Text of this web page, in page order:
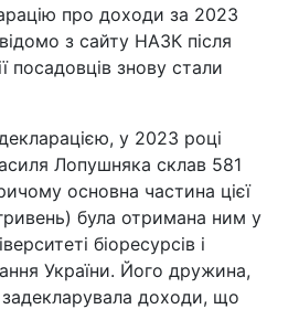
про доходи за 2023
з сайту НАЗК після
посадовців знову стали
у 2023 році
Лопушняка склав 581
основна частина цієї
була отримана ним у
біоресурсів і
України. Його дружина,
доходи, що